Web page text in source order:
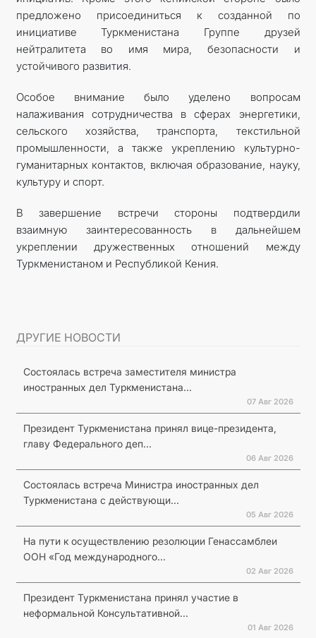
предложено присоединиться к созданной по
инициативе Туркменистана Группе друзей
нейтралитета во имя мира, безопасности и
устойчивого развития.
Особое внимание было уделено вопросам
налаживания сотрудничества в сферах энергетики,
сельского хозяйства, транспорта, текстильной
промышленности, а также укреплению культурно-
гуманитарных контактов, включая образование, науку,
культуру и спорт.
В завершение встречи стороны подтвердили
взаимную заинтересованность в дальнейшем
укреплении дружественных отношений между
Туркменистаном и Республикой Кения.
ДРУГИЕ НОВОСТИ
Состоялась встреча заместителя министра
иностранных дел Туркменистана...
07 Авг 2026
Президент Туркменистана принял вице-президента,
главу Федерального деп...
06 Авг 2026
Состоялась встреча Министра иностранных дел
Туркменистана с действующи...
05 Авг 2026
На пути к осуществлению резолюции Генассамблеи
ООН «Год международного...
02 Авг 2026
Президент Туркменистана принял участие в
неформальной Консультативной...
01 Авг 2026